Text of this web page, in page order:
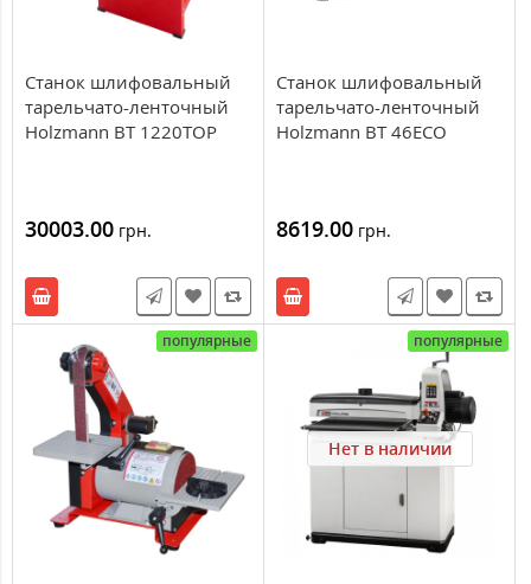
Станок шлифовальный
тарельчато-ленточный
Holzmann BT 1220TOP
30003.00 грн.
Станок шлифовальный
тарельчато-ленточный
Holzmann BT 46ECO
8619.00 грн.
популярные популярные
Нет в наличии